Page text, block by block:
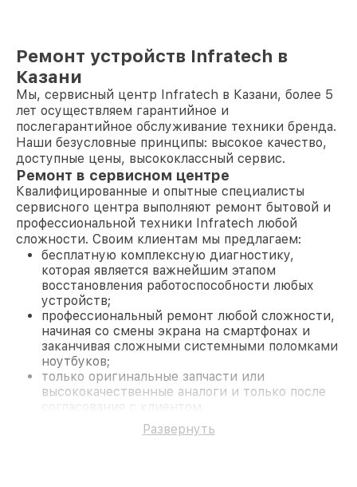
Ремонт устройств Infratech в
Казани
Мы, сервисный центр Infratech в Казани, более 5
лет осуществляем гарантийное и
послегарантийное обслуживание техники бренда.
Наши безусловные принципы: высокое качество,
доступные цены, высококлассный сервис.
Ремонт в сервисном центре
Квалифицированные и опытные специалисты
сервисного центра выполняют ремонт бытовой и
профессиональной техники Infratech любой
сложности. Своим клиентам мы предлагаем:
бесплатную комплексную диагностику,
которая является важнейшим этапом
восстановления работоспособности любых
устройств;
профессиональный ремонт любой сложности,
начиная со смены экрана на смартфонах и
заканчивая сложными системными поломками
ноутбуков;
только оригинальные запчасти или
высококачественные аналоги и только после
согласования с клиентом.
На все работы и замененные комплектующие
предоставляется длительная гарантия. В случае
Развернуть